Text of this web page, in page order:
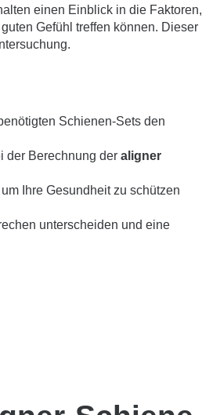
einen Einblick in die Faktoren,
Gefühl treffen können. Dieser
Schienen-Sets den
der Berechnung der aligner
Ihre Gesundheit zu schützen
unterscheiden und eine